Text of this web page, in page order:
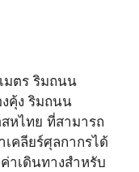
มตร ริมถนน
งคุ้ง ริมถนน
หไทย ที่สามารถ
คลียร์ศุลกากรได้
าเดินทางสำหรับ